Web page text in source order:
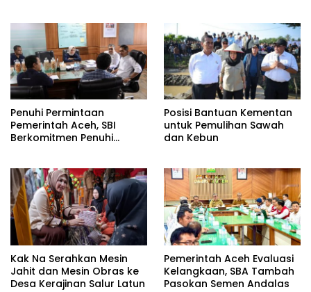
Penuhi Permintaan
Pemerintah Aceh, SBI
Berkomitmen Penuhi
Posisi Bantuan Kementan
untuk Pemulihan Sawah
dan Kebun
Kak Na Serahkan Mesin
Jahit dan Mesin Obras ke
Desa Kerajinan Salur Latun
Pemerintah Aceh Evaluasi
Kelangkaan, SBA Tambah
Pasokan Semen Andalas